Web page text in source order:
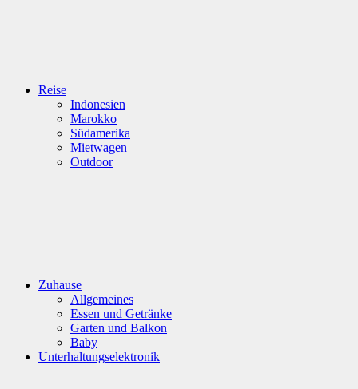
Reise
Indonesien
Marokko
Südamerika
Mietwagen
Outdoor
Zuhause
Allgemeines
Essen und Getränke
Garten und Balkon
Baby
Unterhaltungselektronik